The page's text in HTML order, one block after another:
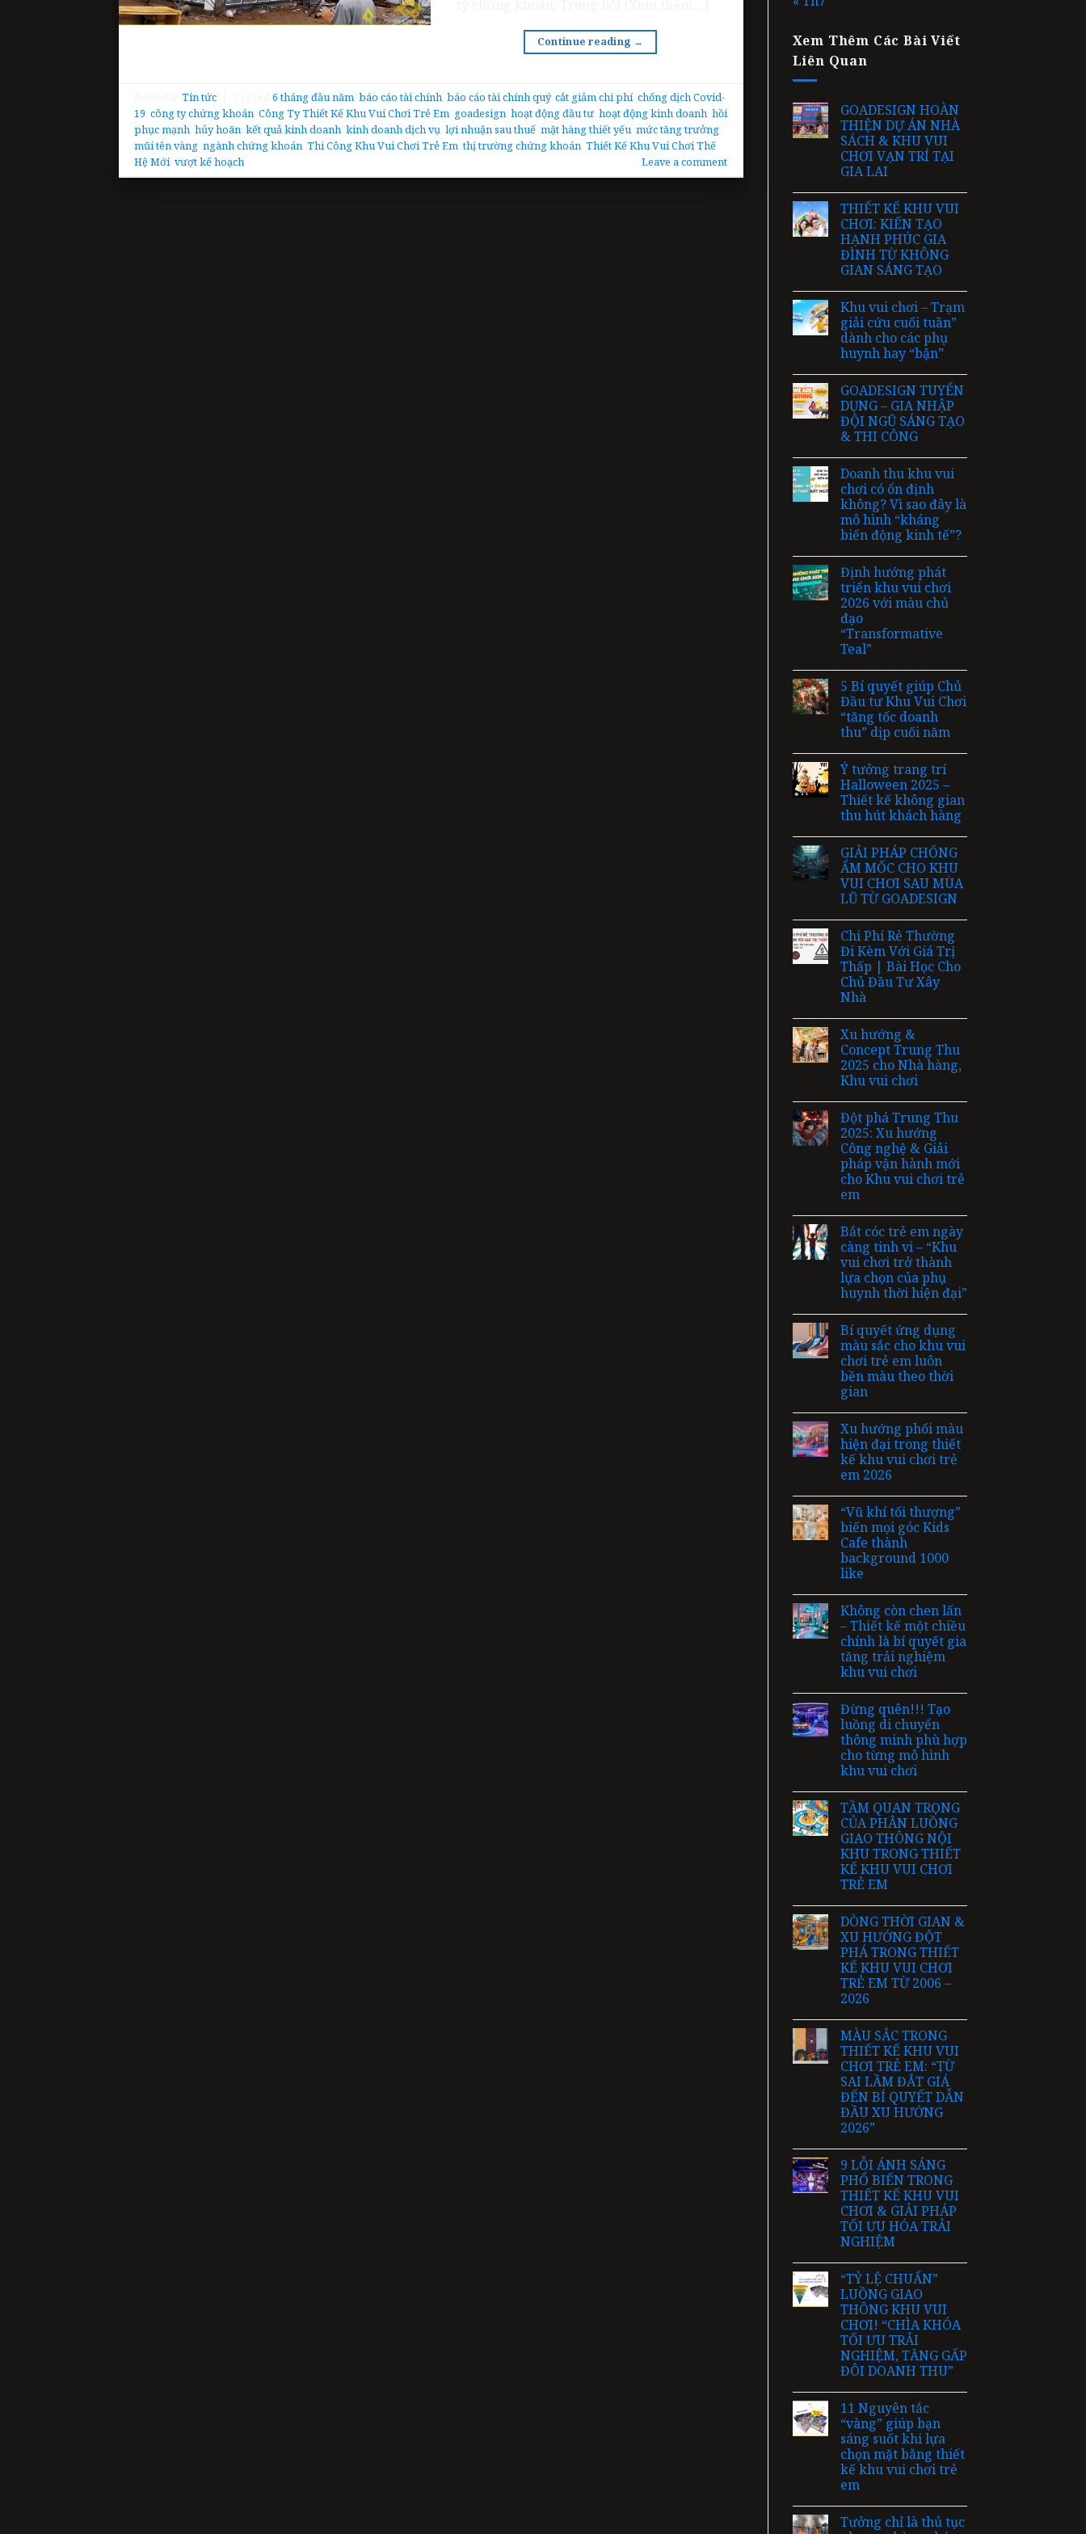
Continue reading →
Posted inTin tức Tagged6 tháng đầu năm ,báo cáo tài chính ,báo cáo tài chính quý,cắt giảm chi phí,chống dịch Covid-
19 ,công ty chứng khoán ,Công Ty Thiết Kế Khu Vui Chơi Trẻ Em goadesign ,hoạt động đầu tư ,hoạt động kinh doanh ,hồi
phục mạnh ,hủy hoãn ,kết quả kinh doanh ,kinh doanh dịch vụ ,lợi nhuận sau thuế ,mặt hàng thiết yếu ,mức tăng trưởng
mũi tên vàng ,ngành chứng khoán ,Thi Công Khu Vui Chơi Trẻ Em ,thị trường chứng khoán ,Thiết Kế Khu Vui Chơi Thế
Hệ Mới,vượt kế hoạch Leave a comment
Xem Thêm Các Bài Viết
Liên Quan
GOADESIGN HOÀN
THIỆN DỰ ÁN NHÀ
SÁCH & KHU VUI
CHƠI VẠN TRÍ TẠI
GIA LAI
THIẾT KẾ KHU VUI
CHƠI: KIẾN TẠO
HẠNH PHÚC GIA
ĐÌNH TỪ KHÔNG
GIAN SÁNG TẠO
Khu vui chơi – Trạm
giải cứu cuối tuần”
dành cho các phụ
huynh hay “bận”
GOADESIGN TUYỂN
DỤNG – GIA NHẬP
ĐỘI NGŨ SÁNG TẠO
& THI CÔNG
Doanh thu khu vui
chơi có ổn định
không? Vì sao đây là
mô hình “kháng
biến động kinh tế”?
Định hướng phát
triển khu vui chơi
2026 với màu chủ
đạo
“Transformative
Teal”
5 Bí quyết giúp Chủ
Đầu tư Khu Vui Chơi
“tăng tốc doanh
thu” dịp cuối năm
Ý tưởng trang trí
Halloween 2025 –
Thiết kế không gian
thu hút khách hàng
GIẢI PHÁP CHỐNG
ẨM MỐC CHO KHU
VUI CHƠI SAU MÙA
LŨ TỪ GOADESIGN
Chi Phí Rẻ Thường
Đi Kèm Với Giá Trị
Thấp | Bài Học Cho
Chủ Đầu Tư Xây
Nhà
Xu hướng &
Concept Trung Thu
2025 cho Nhà hàng,
Khu vui chơi
Đột phá Trung Thu
2025: Xu hướng
Công nghệ & Giải
pháp vận hành mới
cho Khu vui chơi trẻ
em
Bắt cóc trẻ em ngày
càng tinh vi – “Khu
vui chơi trở thành
lựa chọn của phụ
huynh thời hiện đại”
Bí quyết ứng dụng
màu sắc cho khu vui
chơi trẻ em luôn
bền màu theo thời
gian
Xu hướng phối màu
hiện đại trong thiết
kế khu vui chơi trẻ
em 2026
“Vũ khí tối thượng”
biến mọi góc Kids
Cafe thành
background 1000
like
Không còn chen lấn
– Thiết kế một chiều
chính là bí quyết gia
tăng trải nghiệm
khu vui chơi
Đừng quên!!! Tạo
luồng di chuyển
thông minh phù hợp
cho từng mô hình
khu vui chơi
TẦM QUAN TRỌNG
CỦA PHÂN LUỒNG
GIAO THÔNG NỘI
KHU TRONG THIẾT
KẾ KHU VUI CHƠI
TRẺ EM
DÒNG THỜI GIAN &
XU HƯỚNG ĐỘT
PHÁ TRONG THIẾT
KẾ KHU VUI CHƠI
TRẺ EM TỪ 2006 –
2026
MÀU SẮC TRONG
THIẾT KẾ KHU VUI
CHƠI TRẺ EM: “TỪ
SAI LẦM ĐẮT GIÁ
ĐẾN BÍ QUYẾT DẪN
ĐẦU XU HƯỚNG
2026”
9 LỖI ÁNH SÁNG
PHỔ BIẾN TRONG
THIẾT KẾ KHU VUI
CHƠI & GIẢI PHÁP
TỐI ƯU HÓA TRẢI
NGHIỆM
“TỶ LỆ CHUẨN”
LUỒNG GIAO
THÔNG KHU VUI
CHƠI! “CHÌA KHÓA
TỐI ƯU TRẢI
NGHIỆM, TĂNG GẤP
ĐÔI DOANH THU”
11 Nguyên tắc
“vàng” giúp bạn
sáng suốt khi lựa
chọn mặt bằng thiết
kế khu vui chơi trẻ
em
Tưởng chỉ là thủ tục